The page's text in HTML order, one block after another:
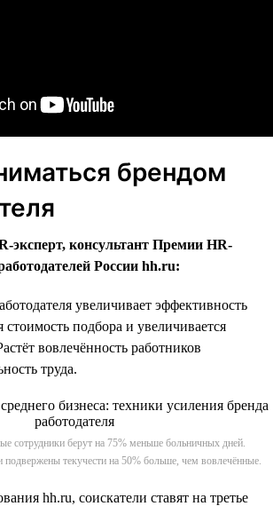
брендом
эксперт, консультант Премии HR-
России hh.ru:
увеличивает эффективность
стоимость подбора и увеличивается
вовлечённость работников
труда.
сотрудники берут на 75% меньше больничных дней.
текучести на 50% больше, чем вовлечённые.
hh.ru, соискатели ставят на третье